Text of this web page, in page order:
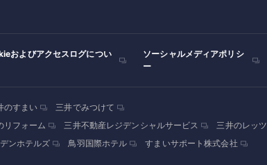
およびアクセスログについ
ソーシャルメディアポリシ
ー
のすまい
三井でみつけて
リフォーム 三井不動産レジデンシャルサービス
三井のレッツ
ンホテルズ 鳥羽国際ホテル すまいサポート株式会社